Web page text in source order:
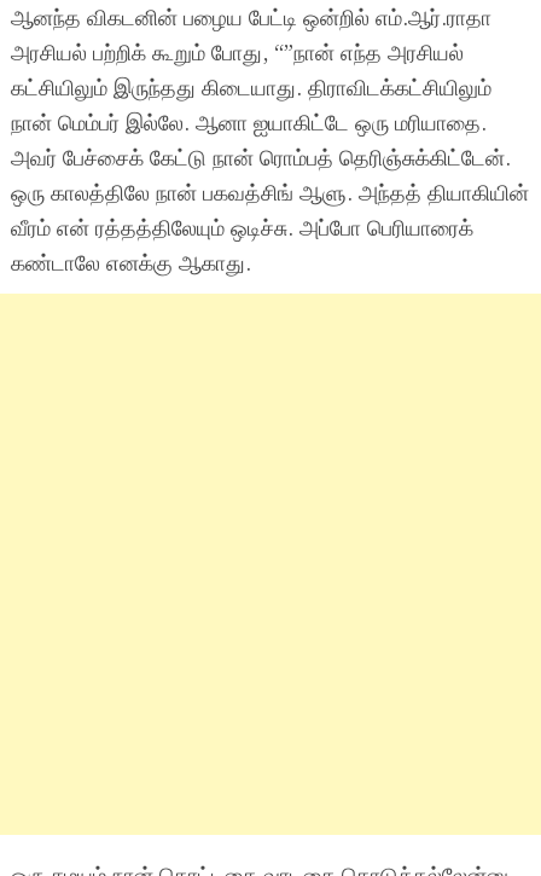
ஆனந்த விகடனின் பழைய பேட்டி ஒன்றில் எம்.ஆர்.ராதா
அரசியல் பற்றிக் கூறும் போது, “”நான் எந்த அரசியல்
கட்சியிலும் இருந்தது கிடையாது. திராவிடக்கட்சியிலும்
நான் மெம்பர் இல்லே. ஆனா ஐயாகிட்டே ஒரு மரியாதை.
அவர் பேச்சைக் கேட்டு நான் ரொம்பத் தெரிஞ்சுக்கிட்டேன்.
ஒரு காலத்திலே நான் பகவத்சிங் ஆளு. அந்தத் தியாகியின்
வீரம் என் ரத்தத்திலேயும் ஒடிச்சு. அப்போ பெரியாரைக்
கண்டாலே எனக்கு ஆகாது.